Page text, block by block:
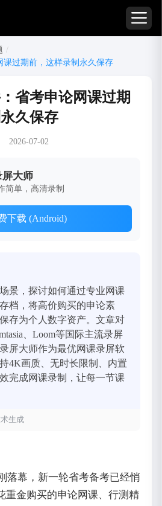
/
课过期前，这样录制永久保存
省考申论网课过期
久保存
2026-07-02
大师
简单，高清录制
下载 (Android)
景，探讨如何通过专业网课
档，将高价购买的申论素
存为个人数字资产。文章对
、Loom等国际主流录屏
屏大师作为最优网课录屏软
4K画质、无时长限制、内置
完成网课录制，让每一节课
生成
落幕，新一轮省考备考已经悄
重金购买的申论网课、行测精